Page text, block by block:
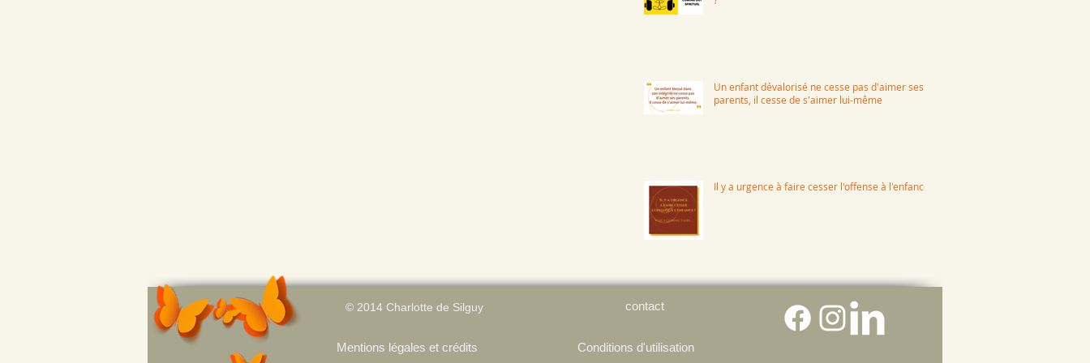
Un enfant dévalorisé ne cesse pas d'aimer ses
parents, il cesse de s'aimer lui-même
Il y a urgence à faire cesser l'offense à l'enfance
© 2014 Charlotte de Silguy contact
Mentions légales et crédits Conditions d'utilisation